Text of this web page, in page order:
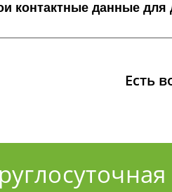
контактные данные для
Есть